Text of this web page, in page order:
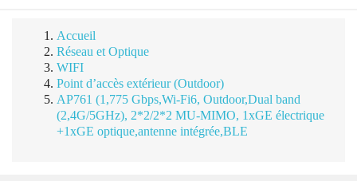
Accueil
Réseau et Optique
WIFI
Point d’accès extérieur (Outdoor)
AP761 (1,775 Gbps,Wi-Fi6, Outdoor,Dual band
(2,4G/5GHz), 2*2/2*2 MU-MIMO, 1xGE électrique
+1xGE optique,antenne intégrée,BLE